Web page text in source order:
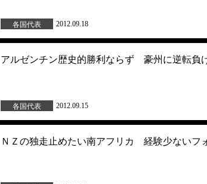
各国代表 2012.09.18
アルゼンチン歴史的勝利ならず 豪州に逆転
各国代表 2012.09.15
ＮＺの独走止めたい南アフリカ 経験少ないフ